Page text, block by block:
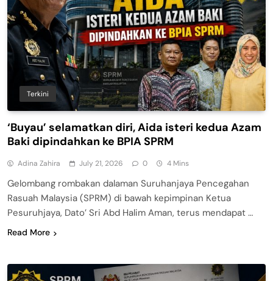
Terkini
‘Buyau’ selamatkan diri, Aida isteri kedua Azam
Baki dipindahkan ke BPIA SPRM
Adina Zahira July 21, 2026 0 4 Mins
Gelombang rombakan dalaman Suruhanjaya Pencegahan
Rasuah Malaysia (SPRM) di bawah kepimpinan Ketua
Pesuruhjaya, Dato’ Sri Abd Halim Aman, terus mendapat …
Read More